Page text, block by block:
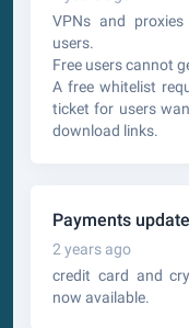
VPNs and
users.
Free users cannot
A free whitelist
ticket for users
download links.
Payments update
2 years ago
credit card and
now available.